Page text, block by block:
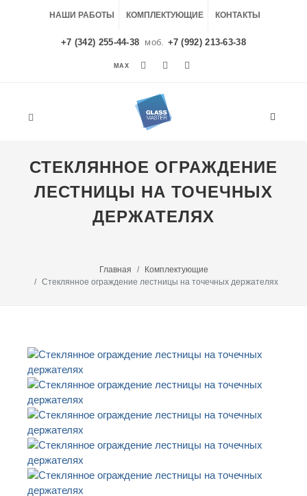
НАШИ РАБОТЫ КОМПЛЕКТУЮЩИЕ КОНТАКТЫ
+7 (342) 255-44-38 моб. +7 (992) 213-63-38
MAX
СТЕКЛЯННОЕ ОГРАЖДЕНИЕ
ЛЕСТНИЦЫ НА ТОЧЕЧНЫХ
ДЕРЖАТЕЛЯХ
Главная
Комплектующие
Стеклянное ограждение лестницы на точечных держателях